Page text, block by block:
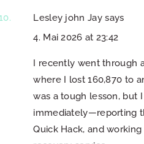
Lesley john Jay says
4. Mai 2026 at 23:42
I recently went through
where I lost 160,870 to
was a tough lesson, but
immediately—reporting
Quick Hack, and